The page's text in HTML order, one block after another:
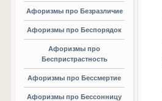
Афоризмы про Безразличие
Афоризмы про Беспорядок
Афоризмы про
Беспристрастность
Афоризмы про Бессмертие
Афоризмы про Бессонницу